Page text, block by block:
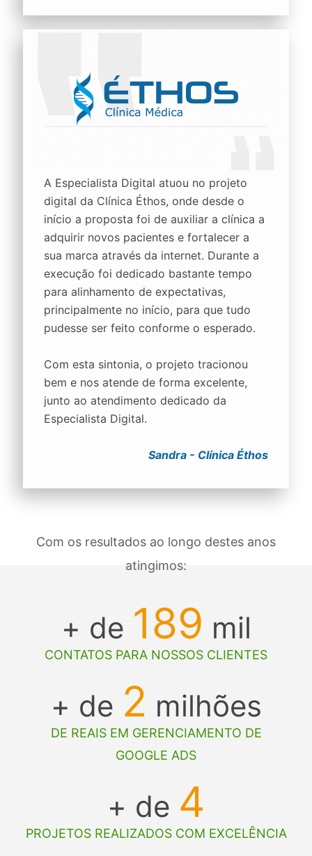
A Especialista Digital atuou no projeto
digital da Clínica Éthos, onde desde o
início a proposta foi de auxiliar a clínica a
adquirir novos pacientes e fortalecer a
sua marca através da internet. Durante a
execução foi dedicado bastante tempo
para alinhamento de expectativas,
principalmente no início, para que tudo
pudesse ser feito conforme o esperado.
Com esta sintonia, o projeto tracionou
bem e nos atende de forma excelente,
junto ao atendimento dedicado da
Especialista Digital.
Sandra - Clínica Éthos
Com os resultados ao longo destes anos
atingimos:
+ de 189 mil
CONTATOS PARA NOSSOS CLIENTES
+ de 2 milhões
DE REAIS EM GERENCIAMENTO DE
GOOGLE ADS
+ de 4
PROJETOS REALIZADOS COM EXCELÊNCIA